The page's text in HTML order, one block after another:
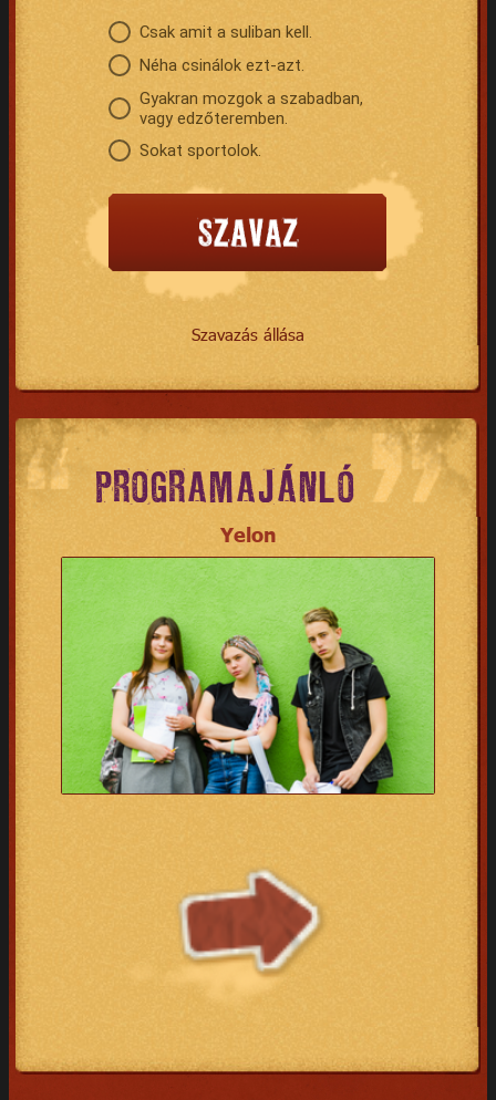
Csak amit a suliban kell.
Néha csinálok ezt-azt.
Gyakran mozgok a szabadban,
vagy edzőteremben.
Sokat sportolok.
Szavazás állása
PROGRAMAJÁNLÓ
Yelon